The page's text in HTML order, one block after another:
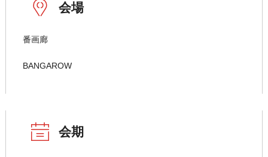
会場
番画廊
BANGAROW
会期